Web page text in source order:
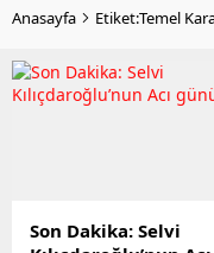
Anasayfa Etiket:Temel
Son Dakika: Selvi